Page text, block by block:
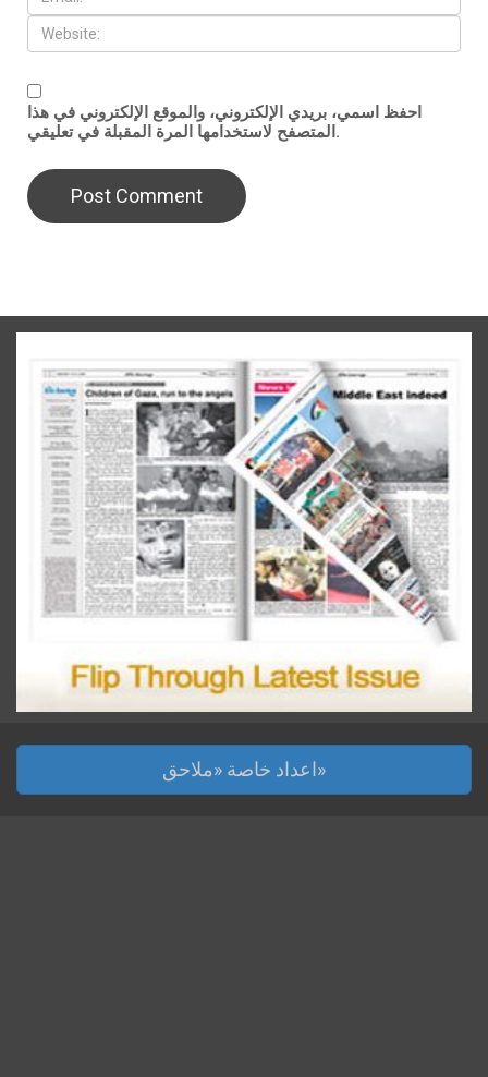
احفظ اسمي، بريدي الإلكتروني، والموقع الإلكتروني في هذا
المتصفح لاستخدامها المرة المقبلة في تعليقي.
اعداد خاصة «ملاحق»